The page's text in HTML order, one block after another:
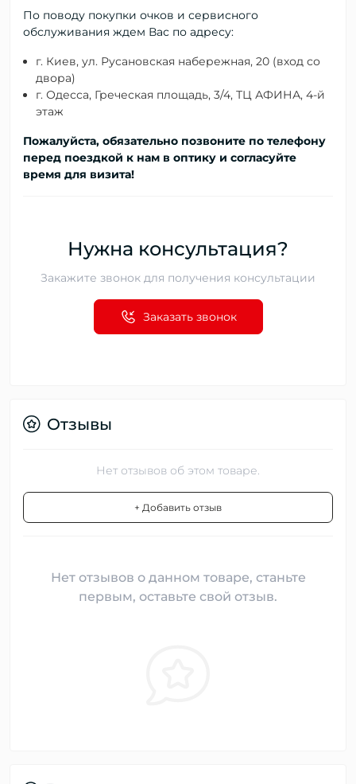
По поводу покупки очков и сервисного
обслуживания ждем Вас по адресу:
г. Киев, ул. Русановская набережная, 20 (вход со
двора)
г. Одесса, Греческая площадь, 3/4, ТЦ АФИНА, 4-й
этаж
Пожалуйста, обязательно позвоните по телефону
перед поездкой к нам в оптику и согласуйте
время для визита!
Нужна консультация?
Закажите звонок для получения консультации
Заказать звонок
Отзывы
Нет отзывов об этом товаре.
+ Добавить отзыв
Нет отзывов о данном товаре, станьте
первым, оставьте свой отзыв.